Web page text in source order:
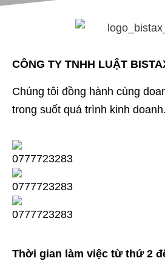
CÔNG TY TNHH LUẬT
Chúng tôi đồng hành cùng
trong suốt quá trình kinh doanh.
Thời gian làm việc từ thứ 2